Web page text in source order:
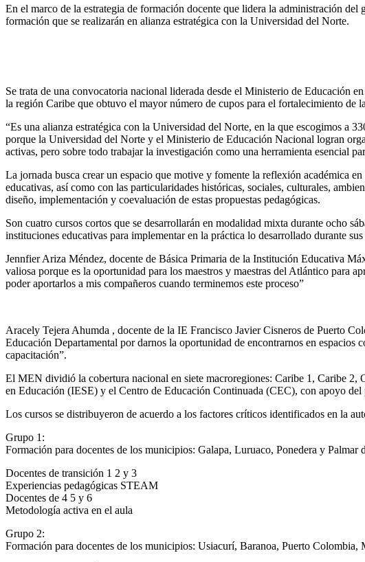
En el marco de la estrategia de formación docente que lidera la administración
formación que se realizarán en alianza estratégica con la Universidad del Norte.
Se trata de una convocatoria nacional liderada desde el Ministerio de Educación
la región Caribe que obtuvo el mayor número de cupos para el fortalecimiento de
“Es una alianza estratégica con la Universidad del Norte, en la que escogimos a
porque la Universidad del Norte y el Ministerio de Educación Nacional logran
activas, pero sobre todo trabajar la investigación como una herramienta esencial
La jornada busca crear un espacio que motive y fomente la reflexión académica
educativas, así como con las particularidades históricas, sociales, culturales,
diseño, implementación y coevaluación de estas propuestas pedagógicas.
Son cuatro cursos cortos que se desarrollarán en modalidad mixta durante ocho
instituciones educativas para implementar en la práctica lo desarrollado durante sus
Jennfier Ariza Méndez, docente de Básica Primaria de la Institución Educativa
valiosa porque es la oportunidad para los maestros y maestras del Atlántico para
poder aportarlos a mis compañeros cuando terminemos este proceso”
Aracely Tejera Ahumda , docente de la IE Francisco Javier Cisneros de Puerto
Educación Departamental por darnos la oportunidad de encontrarnos en espacios
capacitación”.
El MEN dividió la cobertura nacional en siete macroregiones: Caribe 1, Caribe
en Educación (IESE) y el Centro de Educación Continuada (CEC), con apoyo
Los cursos se distribuyeron de acuerdo a los factores críticos identificados en la
Grupo 1:
Formación para docentes de los municipios: Galapa, Luruaco, Ponedera y Palmar
Docentes de transición 1 2 y 3
Experiencias pedagógicas STEAM
Docentes de 4 5 y 6
Metodología activa en el aula
Grupo 2:
Formación para docentes de los municipios: Usiacurí, Baranoa, Puerto Colombia,